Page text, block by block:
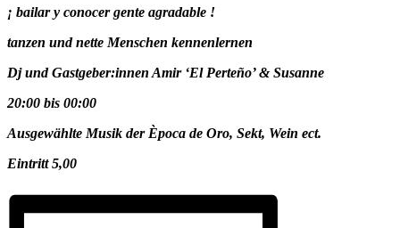
¡ bailar y conocer gente agradable !
tanzen und nette Menschen kennenlernen
Dj und Gastgeber:innen Amir ‘El Perteño’ & Susanne
20:00 bis 00:00
Ausgewählte Musik der Època de Oro, Sekt, Wein ect.
Eintritt 5,00